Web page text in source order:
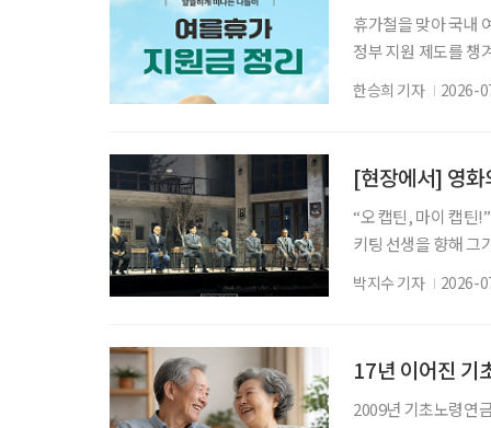
휴가철을 맞아 국내
정부 지원 제도를 챙
부부 동반 및 가족
움이 된다. 여행 지
한승희 기자 2026-
[현장에서] 영화
“오 캡틴, 마이 캡틴
키팅 선생을 향해 그
다. 키팅은 학생들
대 위에서 다시 펼
박지수 기자 2026-
17년 이어진 기
2009년 기초노령연